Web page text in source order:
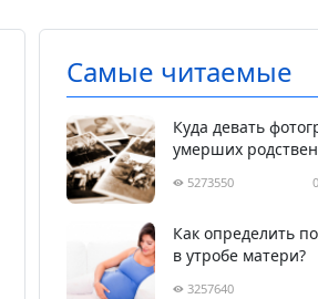
Самые читаемые
Куда девать
умерших
5273550
Как определить
в утробе матери?
3257640